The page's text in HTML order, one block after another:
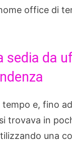
office di
sedia da
e, fino
trovava in
una